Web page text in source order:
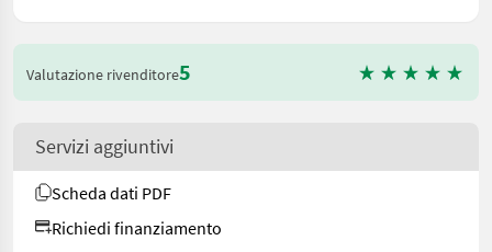
Valutazione rivenditore5
Servizi aggiuntivi
Scheda dati PDF
Richiedi finanziamento